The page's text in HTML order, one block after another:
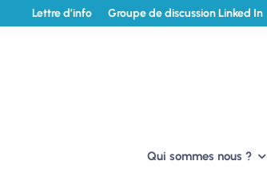
Lettre d’info Groupe de discussion Linked In
Qui sommes nous ?